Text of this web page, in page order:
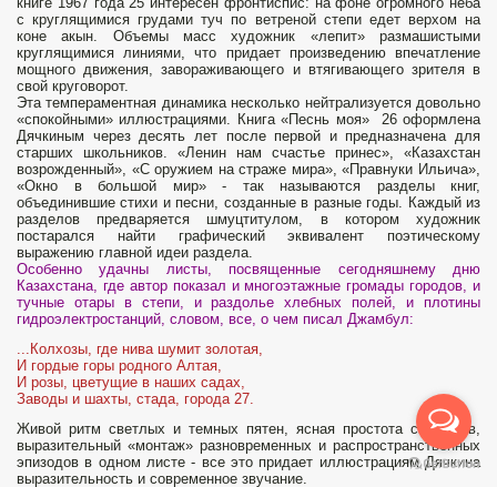
с круглящи­мися грудами туч по ветреной степи едет верхом на
коне акын. Объемы масс художник «лепит» размашистыми
круглящимися линиями, что придает произ­ведению впечатление
мощного движения, завораживающего и втягивающего зрителя в
свой круговорот.
Эта темпераментная динамика несколько нейтрали­зуется довольно
«спокойными» иллюстрациями. Книга «Песнь моя» 26 оформ­лена
Дячкиным через десять лет после первой и предназначена для
старших школьников. «Ленин нам счастье принес», «Казахстан
возрожденный», «С оружием на страже мира», «Правнуки Ильича»,
«Окно в большой мир» - так называются разделы книг,
объединившие стихи и песни, созданные в разные годы. Каждый из
разделов предваряется шмуцтитулом, в котором ху­дожник
постарался найти графический эквивалент поэтическому
выражению главной идеи раздела.
Особенно удачны листы, посвященные сегодняшнему дню
Казахстана, где автор показал и многоэтажные громады городов, и
тучные отары в степи, и раздолье хлебных полей, и плотины
гидроэлектростанций, словом, все, о чем писал Джамбул:
...Колхозы, где нива шумит золотая,
И гордые горы родного Алтая,
И розы, цветущие в наших садах,
Заводы и шахты, стада, города 27.
Живой ритм светлых и темных пятен, ясная простота символов,
выразитель­ный «монтаж» разновременных и распространственных
эпизодов в одном листе - все это придает иллюстрациям Дячкина
выразительность и современ­ное звучание.